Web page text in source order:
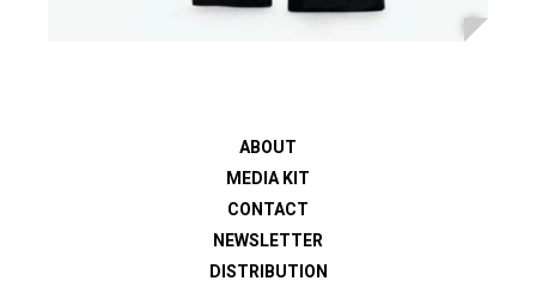
ABOUT
MEDIA KIT
CONTACT
NEWSLETTER
DISTRIBUTION